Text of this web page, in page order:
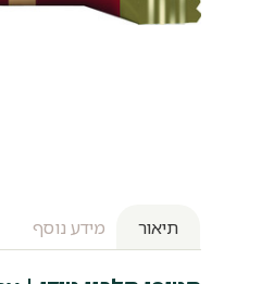
תיאור מידע נוסף